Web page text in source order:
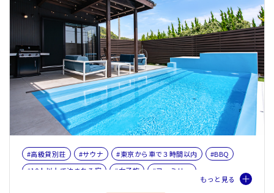
#高級貸別荘 #サウナ #東京から車で３時間以内
#BBQ
#10人以上で泊まれる宿
#女子旅
#ファミリー